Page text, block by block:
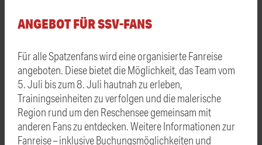
ANGEBOT FÜR SSV-FANS
Für alle Spatzenfans wird eine organisierte Fanreise
angeboten. Diese bietet die Möglichkeit, das Team vom
5. Juli bis zum 8. Juli hautnah zu erleben,
Trainingseinheiten zu verfolgen und die malerische
Region rund um den Reschensee gemeinsam mit
anderen Fans zu entdecken. Weitere Informationen zur
Fanreise – inklusive Buchungsmöglichkeiten und